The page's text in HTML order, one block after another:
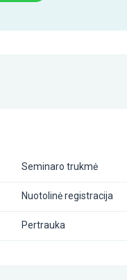
Seminaro trukmė
Nuotolinė registracija
Pertrauka